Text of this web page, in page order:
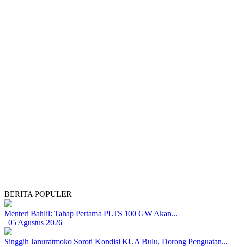
BERITA POPULER
Menteri Bahlil: Tahap Pertama PLTS 100 GW Akan...
05 Agustus 2026
Singgih Januratmoko Soroti Kondisi KUA Bulu, Dorong Penguatan...